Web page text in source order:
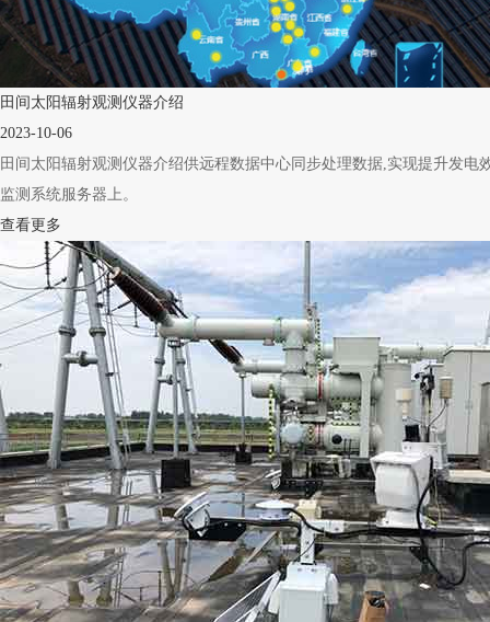
田间太阳辐射观测仪器介绍
2023-10-06
田间太阳辐射观测仪器介绍供远程数据中心同步处理数据,实现提升发电
监测系统服务器上。
查看更多